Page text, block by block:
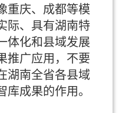
重庆、成都等模
际、具有湖南特
体化和县域发展
推广应用，不要
湖南全省各县域
库成果的作用。